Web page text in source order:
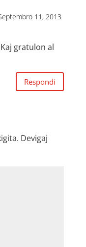
11, 2013
gratulon al
Respondi
Devigaj